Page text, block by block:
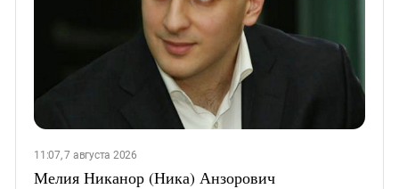
11:07, 7 августа 2026
Мелия Никанор (Ника) Анзорович